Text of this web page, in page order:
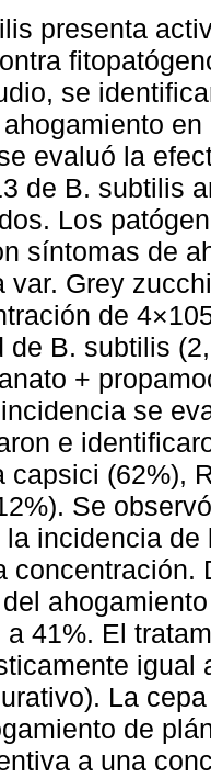
presenta
se
evaluó la
de B. subtilis
Los
síntomas de
var. Grey
de
de B. subtilis
+
se
e
capsici (62%),
Se
incidencia
41%. El
igual
La
de
a una